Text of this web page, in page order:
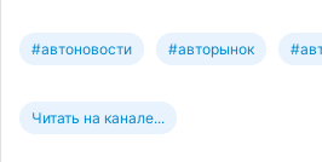
#автоновости #авторынок
Читать на канале...